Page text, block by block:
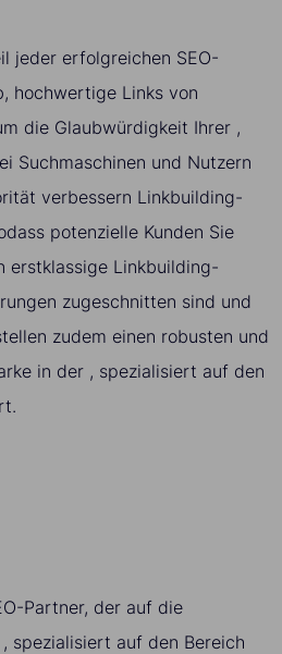
jeder erfolgreichen SEO-
hochwertige Links von
die Glaubwürdigkeit Ihrer ,
Suchmaschinen und Nutzern
verbessern Linkbuilding-
potenzielle Kunden Sie
erstklassige Linkbuilding-
zugeschnitten sind und
zudem einen robusten und
in der , spezialisiert auf den
Partner, der auf die
spezialisiert auf den Bereich